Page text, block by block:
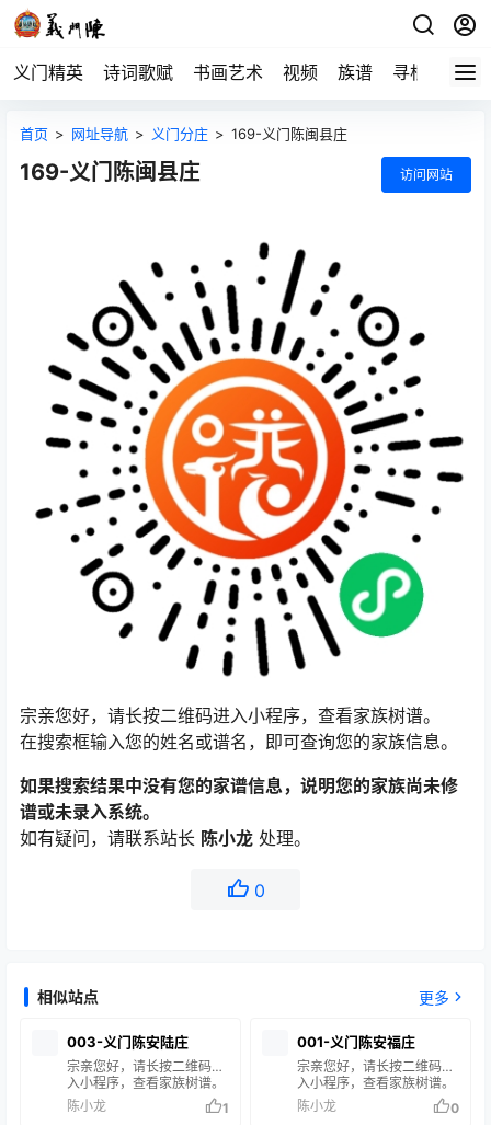
义门精英 诗词歌赋 书画艺术 视频 族谱 寻根
首页 > 网址导航 > 义门分庄 > 169-义门陈闽县庄
169-义门陈闽县庄 访问网站
宗亲您好，请长按二维码进入小程序，查看家族树谱。
在搜索框输入您的姓名或谱名，即可查询您的家族信息。
如果搜索结果中没有您的家谱信息，说明您的家族尚未修
谱或未录入系统。
如有疑问，请联系站长 陈小龙 处理。
0
相似站点 更多
003-义门陈安陆庄
宗亲您好，请长按二维码进
入小程序，查看家族树谱。
在搜索框输入您的姓名或谱
名，即可查询您的家族信
陈小龙 1
001-义门陈安福庄
宗亲您好，请长按二维码进
入小程序，查看家族树谱。
在搜索框输入您的姓名或谱
名，即可查询您的家族信
陈小龙 0